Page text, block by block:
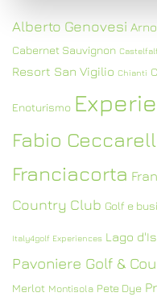
Alberto Genovesi
Cabernet Sauvignon
Resort San Vigilio Chianti
Enoturismo
Fabio
Franciacorta
Country Club Golf e
Italy4golf Experiences Lago
Pavoniere Golf &
Merlot Montisola Pete Dye